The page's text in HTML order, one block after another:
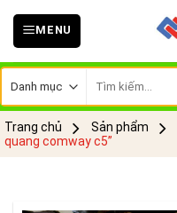
Skip
MENU
kiếm:
Trang chủ Sản phẩm
quang comway c5”